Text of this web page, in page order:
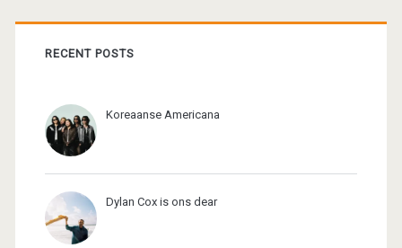
RECENT POSTS
Koreaanse Americana
Dylan Cox is ons dear